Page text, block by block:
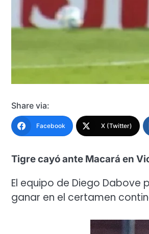
Share via:
Facebook X (Twitter)
Tigre cayó ante Macará en
El equipo de Diego Dabove
ganar en el certamen